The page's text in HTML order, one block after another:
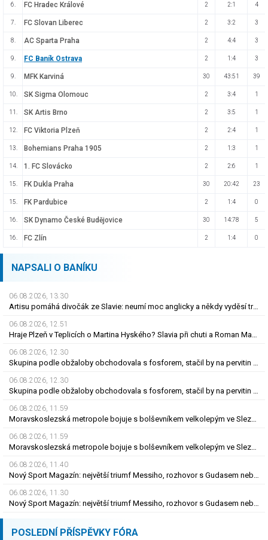
6. FC Hradec Králové 2 2:1 4
7. FC Slovan Liberec 2 3:2 3
8. AC Sparta Praha 2 4:4 3
9. FC Baník Ostrava 2 1:4 3
9. MFK Karviná 30 43:51 39
10. SK Sigma Olomouc 2 3:4 1
11. SK Artis Brno 2 3:5 1
12. FC Viktoria Plzeň 2 2:4 1
13. Bohemians Praha 1905 2 1:3 1
14. 1. FC Slovácko 2 2:6 1
15. FK Dukla Praha 30 20:42 23
15. FK Pardubice 2 1:4 0
16. SK Dynamo České Budějovice 30 14:78 5
16. FC Zlín 2 1:4 0
NAPSALI O BANÍKU
06.08.2026, 13.30
Artisu pomáhá divočák ze Slavie: neumí moc anglicky a někdy vyděsí trenéra. Čím?
06.08.2026, 12.51
Hraje Plzeň v Teplicích o Martina Hyského? Slavia při chuti a Roman Macek proti svým…
06.08.2026, 12.30
Skupina podle obžaloby obchodovala s fosforem, stačil by na pervitin za miliardu
06.08.2026, 12.30
Skupina podle obžaloby obchodovala s fosforem, stačil by na pervitin za miliardu
06.08.2026, 11.59
Moravskoslezská metropole bojuje s bolševníkem velkolepým ve Slezské Ostravě
06.08.2026, 11.59
Moravskoslezská metropole bojuje s bolševníkem velkolepým ve Slezské Ostravě
06.08.2026, 11.40
Nový Sport Magazín: největší triumf Messiho, rozhovor s Gudasem nebo plakát Pogačara
06.08.2026, 11.30
Nový Sport Magazín: největší triumf Messiho, rozhovor s Gudasem nebo plakát Pogačara
POSLEDNÍ PŘÍSPĚVKY FÓRA